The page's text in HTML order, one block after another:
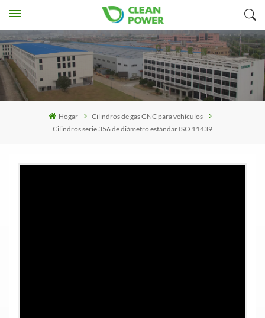
Hogar
Cilindros de gas GNC para vehículos
Cilindros serie 356 de diámetro estándar ISO 11439